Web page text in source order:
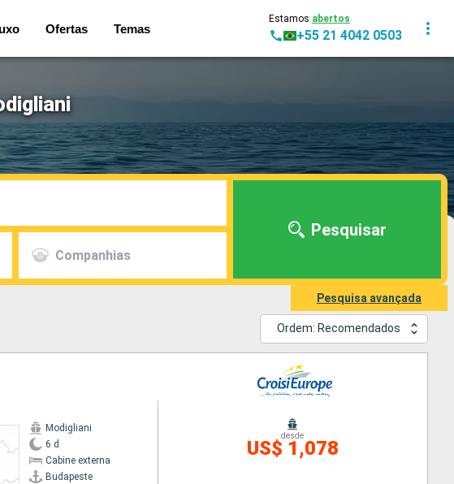
Ofertas Temas
Estamos abertos
+55 21 4042 0503
Companhias
Pesquisar
Pesquisa avançada
Ordem: Recomendados
Modigliani
6 d
Cabine externa
Budapeste
desde
US$ 1,078